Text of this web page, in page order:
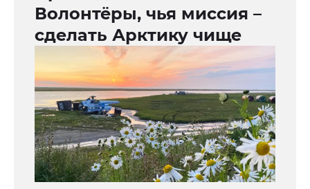
Волонтёры, чья миссия –
сделать Арктику чище